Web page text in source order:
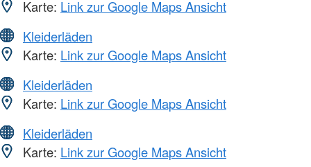
Karte: Link zur Google Maps Ansicht
Kleiderläden
Karte: Link zur Google Maps Ansicht
Kleiderläden
Karte: Link zur Google Maps Ansicht
Kleiderläden
Karte: Link zur Google Maps Ansicht